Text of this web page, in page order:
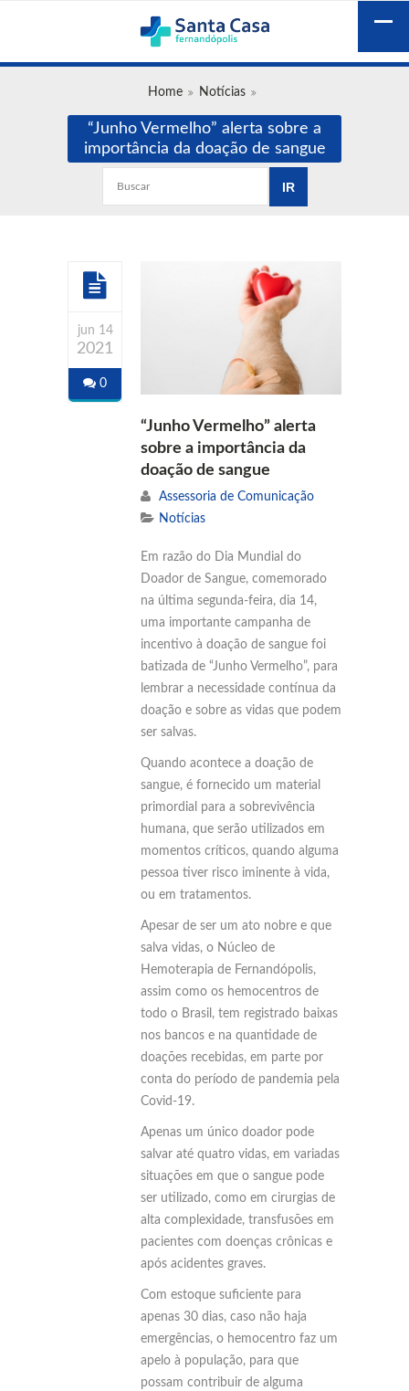
Home Notícias
“Junho Vermelho” alerta sobre a
importância da doação de sangue
jun 14
2021
0
“Junho Vermelho” alerta
sobre a importância da
doação de sangue
Assessoria de Comunicação
Notícias
Em razão do Dia Mundial do
Doador de Sangue, comemorado
na última segunda-feira, dia 14,
uma importante campanha de
incentivo à doação de sangue foi
batizada de “Junho Vermelho”, para
lembrar a necessidade contínua da
doação e sobre as vidas que podem
ser salvas.
Quando acontece a doação de
sangue, é fornecido um material
primordial para a sobrevivência
humana, que serão utilizados em
momentos críticos, quando alguma
pessoa tiver risco iminente à vida,
ou em tratamentos.
Apesar de ser um ato nobre e que
salva vidas, o Núcleo de
Hemoterapia de Fernandópolis,
assim como os hemocentros de
todo o Brasil, tem registrado baixas
nos bancos e na quantidade de
doações recebidas, em parte por
conta do período de pandemia pela
Covid-19.
Apenas um único doador pode
salvar até quatro vidas, em variadas
situações em que o sangue pode
ser utilizado, como em cirurgias de
alta complexidade, transfusões em
pacientes com doenças crônicas e
após acidentes graves.
Com estoque suficiente para
apenas 30 dias, caso não haja
emergências, o hemocentro faz um
apelo à população, para que
possam contribuir de alguma